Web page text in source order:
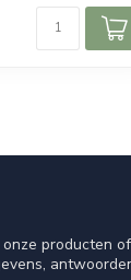
producten